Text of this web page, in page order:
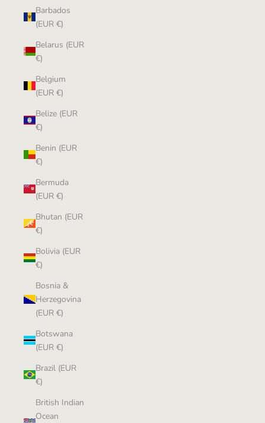
Barbados
(EUR €)
Belarus (EUR
€)
Belgium
(EUR €)
Belize (EUR
€)
Benin (EUR
€)
Bermuda
(EUR €)
Bhutan (EUR
€)
Bolivia (EUR
€)
Bosnia &
Herzegovina
(EUR €)
Botswana
(EUR €)
Brazil (EUR
€)
British Indian
Ocean